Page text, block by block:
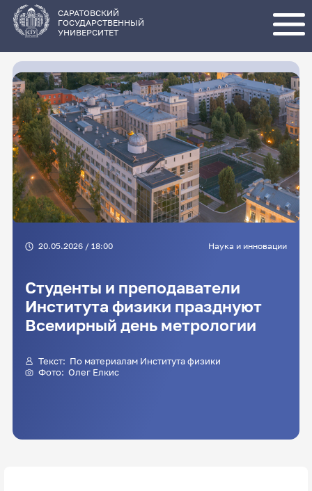
основному
содержанию
САРАТОВСКИЙ
ГОСУДАРСТВЕННЫЙ
УНИВЕРСИТЕТ
20.05.2026 / 18:00 Наука и инновации
Студенты и преподаватели
Института физики празднуют
Всемирный день метрологии
Текст: По материалам Института физики
Фото: Олег Елкис